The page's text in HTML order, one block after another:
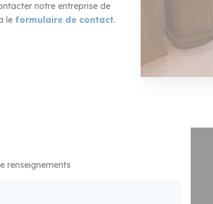
notre entreprise de
le formulaire de contact.
renseignements